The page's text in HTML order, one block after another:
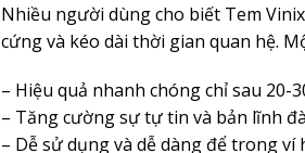
Nhiều người dùng cho biết Tem
cứng và kéo dài thời gian quan hệ.
– Hiệu quả nhanh chóng chỉ sau 20-
– Tăng cường sự tự tin và bản lĩnh
– Dễ sử dụng và dễ dàng để trong